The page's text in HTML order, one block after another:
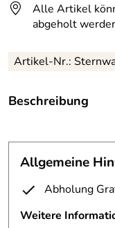
Alle Artikel
abgeholt
Artikel-Nr.:
Beschreibung
um 15 Uhr im Süden.
Der Mond war nur
Nach der Arbeit
Allgemeine
Abholung
Weitere